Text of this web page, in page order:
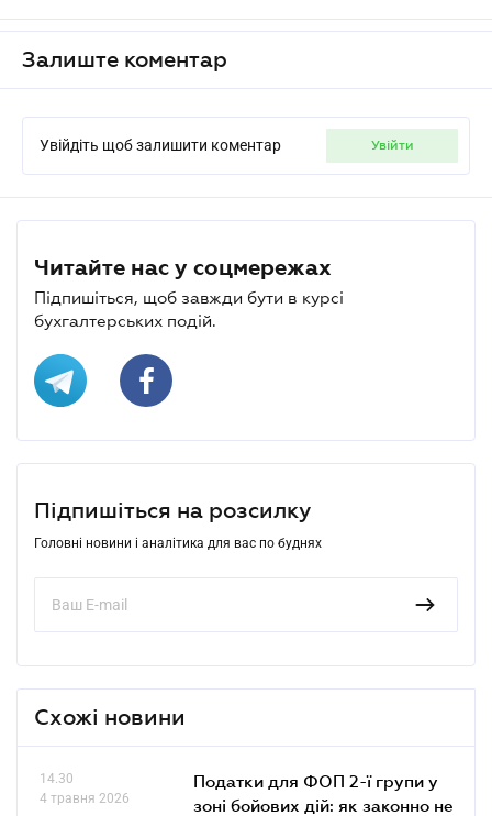
Залиште коментар
Увійдіть щоб залишити коментар увійти
Читайте нас у соцмережах
Підпишіться, щоб завжди бути в курсі
бухгалтерських подій.
Підпишіться на розсилку
Головні новини і аналітика для вас по буднях
Схожі новини
14.30
4 травня 2026
Податки для ФОП 2-ї групи у
зоні бойових дій: як законно не